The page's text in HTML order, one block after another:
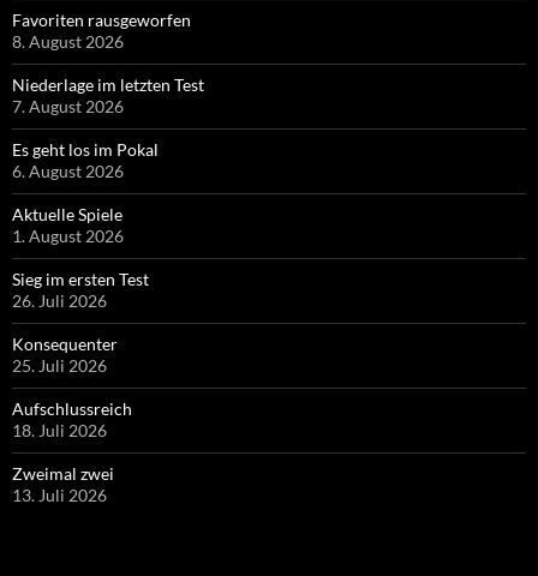
Favoriten rausgeworfen
8. August 2026
Niederlage im letzten Test
7. August 2026
Es geht los im Pokal
6. August 2026
Aktuelle Spiele
1. August 2026
Sieg im ersten Test
26. Juli 2026
Konsequenter
25. Juli 2026
Aufschlussreich
18. Juli 2026
Zweimal zwei
13. Juli 2026